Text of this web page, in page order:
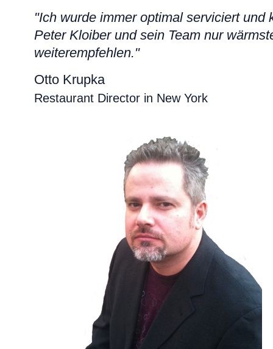
"Ich wurde immer optimal serviciert und
Peter Kloiber und sein Team nur
weiterempfehlen."
Otto Krupka
Restaurant Director in New York